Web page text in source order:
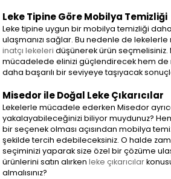
Leke Tipine Göre Mobilya Temizliği
Leke tipine uygun bir mobilya temizliği
ulaşmanızı sağlar. Bu nedenle de
inatçı lekeleri düşünerek ürün
mücadelede elinizi güçlendirecek hem de
daha başarılı bir seviyeye taşıyacak
Misedor ile Doğal Leke Çıkarıcılar
Lekelerle mücadele ederken Misedor
yakalayabileceğinizi biliyor muydunuz?
bir seçenek olması açısından mobilya
şekilde tercih edebileceksiniz. O halde
seçiminizi yaparak size özel bir çözüme
ürünlerini satın alırkenleke çıkarıcılar
almalısınız?